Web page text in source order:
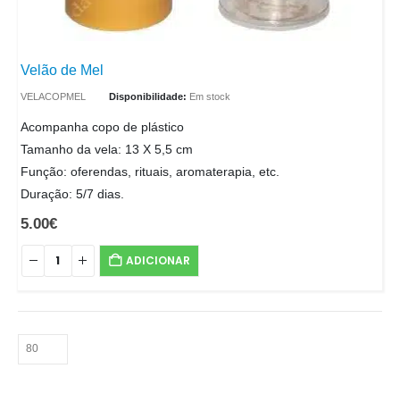
Velão de Mel
VELACOPMEL Disponibilidade: Em stock
Acompanha copo de plástico
Tamanho da vela: 13 X 5,5 cm
Função: oferendas, rituais, aromaterapia, etc.
Duração: 5/7 dias.
5.00€
ADICIONAR